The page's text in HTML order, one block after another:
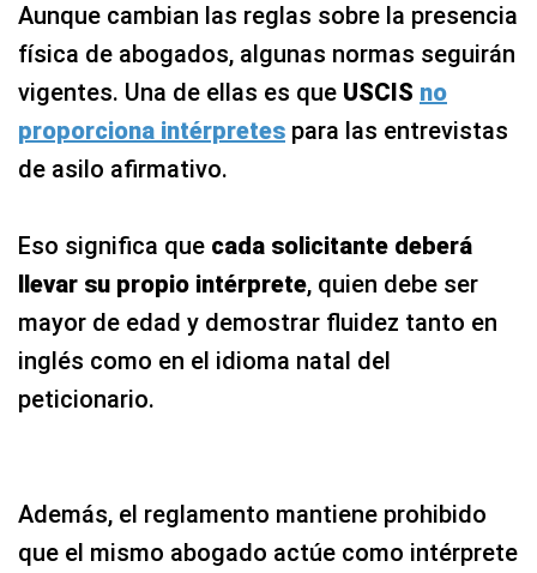
Aunque cambian las reglas sobre la presencia
física de abogados, algunas normas seguirán
vigentes. Una de ellas es que USCIS no
proporciona intérpretes para las entrevistas
de asilo afirmativo.
Eso significa que cada solicitante deberá
llevar su propio intérprete, quien debe ser
mayor de edad y demostrar fluidez tanto en
inglés como en el idioma natal del
peticionario.
Además, el reglamento mantiene prohibido
que el mismo abogado actúe como intérprete